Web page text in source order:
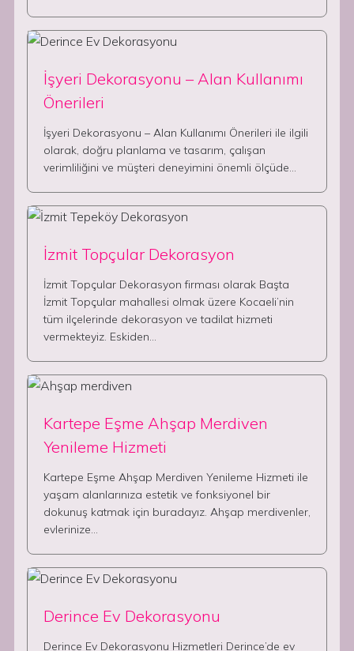
İşyeri Dekorasyonu – Alan Kullanımı
Önerileri
İşyeri Dekorasyonu – Alan Kullanımı Önerileri ile ilgili
olarak, doğru planlama ve tasarım, çalışan
verimliliğini ve müşteri deneyimini önemli ölçüde…
İzmit Topçular Dekorasyon
İzmit Topçular Dekorasyon firması olarak Başta
İzmit Topçular mahallesi olmak üzere Kocaeli’nin
tüm ilçelerinde dekorasyon ve tadilat hizmeti
vermekteyiz. Eskiden…
Kartepe Eşme Ahşap Merdiven
Yenileme Hizmeti
Kartepe Eşme Ahşap Merdiven Yenileme Hizmeti ile
yaşam alanlarınıza estetik ve fonksiyonel bir
dokunuş katmak için buradayız. Ahşap merdivenler,
evlerinize…
Derince Ev Dekorasyonu
Derince Ev Dekorasyonu Hizmetleri Derince’de ev